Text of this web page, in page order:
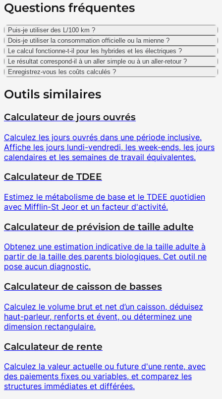
Questions fréquentes
Puis-je utiliser des L/100 km ?
Dois-je utiliser la consommation officielle ou la mienne ?
Le calcul fonctionne-t-il pour les hybrides et les électriques ?
Le résultat correspond-il à un aller simple ou à un aller-retour ?
Enregistrez-vous les coûts calculés ?
Outils similaires
Calculateur de jours ouvrés
Calculez les jours ouvrés dans une période inclusive.
Affiche les jours lundi-vendredi, les week-ends, les jours
calendaires et les semaines de travail équivalentes.
Calculateur de TDEE
Estimez le métabolisme de base et le TDEE quotidien
avec Mifflin-St Jeor et un facteur d'activité.
Calculateur de prévision de taille adulte
Obtenez une estimation indicative de la taille adulte à
partir de la taille des parents biologiques. Cet outil ne
pose aucun diagnostic.
Calculateur de caisson de basses
Calculez le volume brut et net d’un caisson, déduisez
haut-parleur, renforts et évent, ou déterminez une
dimension rectangulaire.
Calculateur de rente
Calculez la valeur actuelle ou future d'une rente, avec
des paiements fixes ou variables, et comparez les
structures immédiates et différées.